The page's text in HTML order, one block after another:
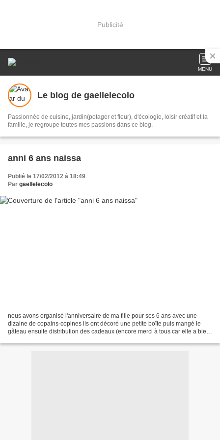
Publicité
MENU
Le blog de gaellelecolo
Passionnée de cuisine, jardin(potager et fleur), d'écologie, loisir créatif et la
famille, je regroupe toutes mes passions dans ce blog.
anni 6 ans naissa
Publié le 17/02/2012 à 18:49
Par gaellelecolo
nous avons organisé l'anniversaire de ma fille pour ses 6 ans avec une
dizaine de copains-copines ils ont décoré une petite boîte puis mangé le
gâteau ensuite distribution des cadeaux (encore merci à tous car elle a bien